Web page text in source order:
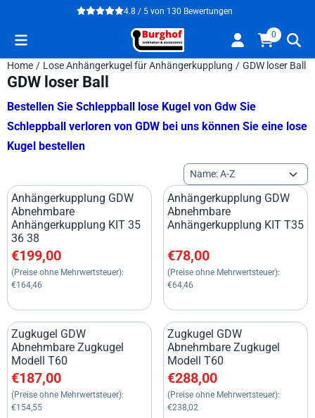
Cookie-Einstellungen verfügbar. Einstellungen wählen oder alle
4.8 / 5 von 130 Bewertungen
0
Home / Lose Anhängerkugel für Anhängerkupplung / GDW loser Ball
GDW loser Ball
Bestellen Sie Schleppball lose Kugel von Gdw Sie
Schleppball verloren von GDW bei uns können Sie eine lose
Kugel bestellen
Sortiermethode
Anhängerkupplung GDW
Abnehmbare
Anhängerkupplung KIT 35
36 38
Preis: 199,00, ohne MwSt.: 164,46
€199,00
(Preise ohne Mehrwertsteuer):
€164,46
Anhängerkupplung GDW
Abnehmbare
Anhängerkupplung KIT T35
Preis: 78,00, ohne MwSt.:
€78,00
(Preise ohne Mehrwertsteuer):
€64,46
Zugkugel GDW
Abnehmbare Zugkugel
Modell T60
Preis: 187,00, ohne MwSt.: 154,55
€187,00
(Preise ohne Mehrwertsteuer):
€154,55
Zugkugel GDW
Abnehmbare Zugkugel
Modell T60
Preis: 288,00, ohne MwSt.:
€288,00
(Preise ohne Mehrwertsteuer):
€238,02